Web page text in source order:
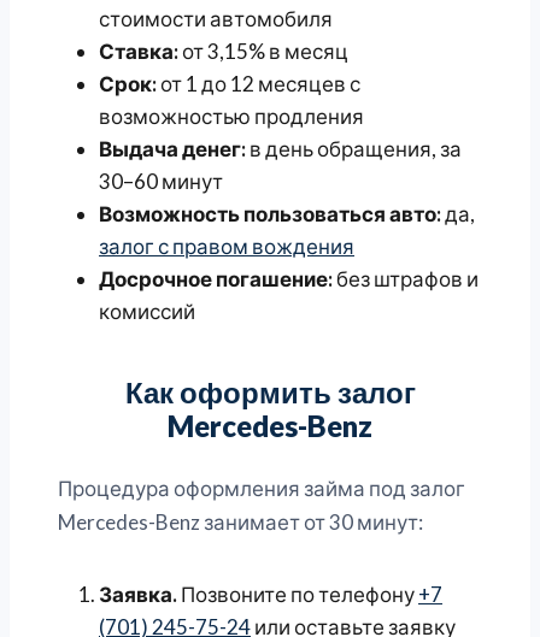
стоимости автомобиля
Ставка:от 3,15% в месяц
Срок:от 1 до 12 месяцев с
возможностью продления
Выдача денег:в день обращения, за
30–60 минут
Возможность пользоваться авто:да,
залог с правом вождения
Досрочное погашение:без штрафов и
комиссий
Как оформить залог
Mercedes-Benz
Процедура оформления займа под залог
Mercedes-Benz занимает от 30 минут:
Заявка.Позвоните по телефону+7
(701) 245-75-24или оставьте заявку